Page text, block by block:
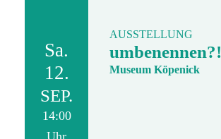
Sa.
12.
SEP.
14:00
Uhr
AUSSTELLUNG
umbenennen?!
Museum Köpenick